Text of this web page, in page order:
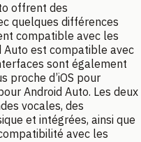
offrent des
quelques différences
compatible avec les
Auto est compatible avec
sont également
proche d’iOS pour
Android Auto. Les deux
vocales, des
et intégrées, ainsi que
avec les